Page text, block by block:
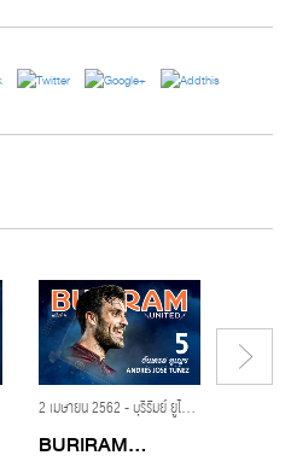
2 เมษายน 2562 - บุรีรัมย์ ยูไนเต็ด,ปราสาทสายฟ้า,ไทยลีก,แมตช์เดย์ 2019,BURIRAM UNITED,MatchDaySeason2019,อันเดรส ตูเญซ,ANDRES JOSE TUNEZ
BURIRAM...